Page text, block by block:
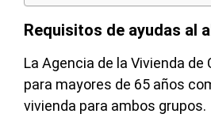
Requisitos de ayudas al
La Agencia de la Vivienda
para mayores de 65 años
vivienda para ambos grupos.